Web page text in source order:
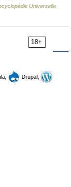
Universelle
18+
Drupal,